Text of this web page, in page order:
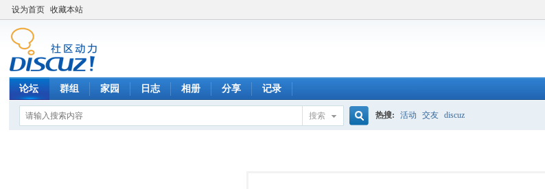
设为首页 收藏本站
论坛 群组 家园 日志 相册 分享 记录
搜索 热搜: 活动 交友 discuz